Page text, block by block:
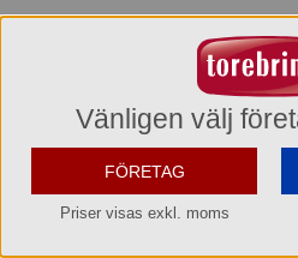
Produktinformation
Varumärke
Varukategori
Engångsbägare papper
Vänligen välj
FÖRETAG
Priser visas exkl. moms